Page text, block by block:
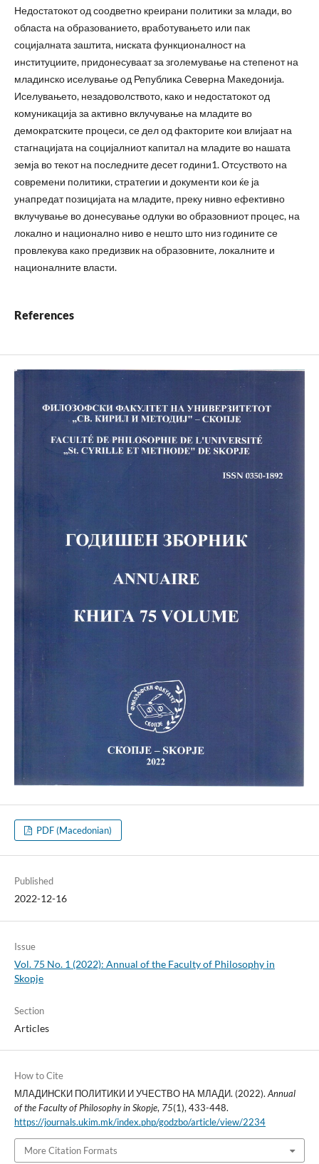
Недостатокот од соодветно креирани политики за млади, во
областа на образованието, вработувањето или пак
социјалната заштита, ниската функционалност на
институциите, придонесуваат за зголемување на степенот на
младинско иселување од Република Северна Македонија.
Иселувањето, незадоволството, како и недостатокот од
комуникација за активно вклучување на младите во
демократските процеси, се дел од факторите кои влијаат на
стагнацијата на социјалниот капитал на младите во нашата
земја во текот на последните десет години1. Отсуството на
современи политики, стратегии и документи кои ќе ја
унапредат позицијата на младите, преку нивно ефективно
вклучување во донесување одлуки во образовниот процес, на
локално и национално ниво е нешто што низ годините се
провлекува како предизвик на образовните, локалните и
националните власти.
References
PDF (Macedonian)
Published
2022-12-16
Issue
Vol. 75 No. 1 (2022): Annual of the Faculty of Philosophy in
Skopje
Section
Articles
How to Cite
МЛАДИНСКИ ПОЛИТИКИ И УЧЕСТВО НА МЛАДИ. (2022). Annual
of the Faculty of Philosophy in Skopje, 75(1), 433-448.
https://journals.ukim.mk/index.php/godzbo/article/view/2234
More Citation Formats